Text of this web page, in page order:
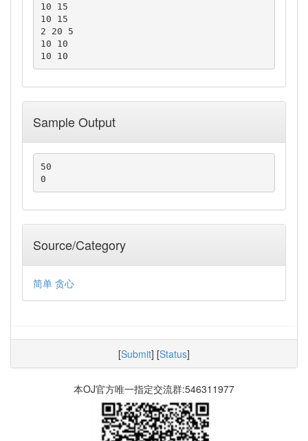
10 15
10 15
2 20 5
10 10
10 10
Sample Output
50
0
Source/Category
简单 贪心
[Submit] [Status]
本OJ官方唯一指定交流群:546311977